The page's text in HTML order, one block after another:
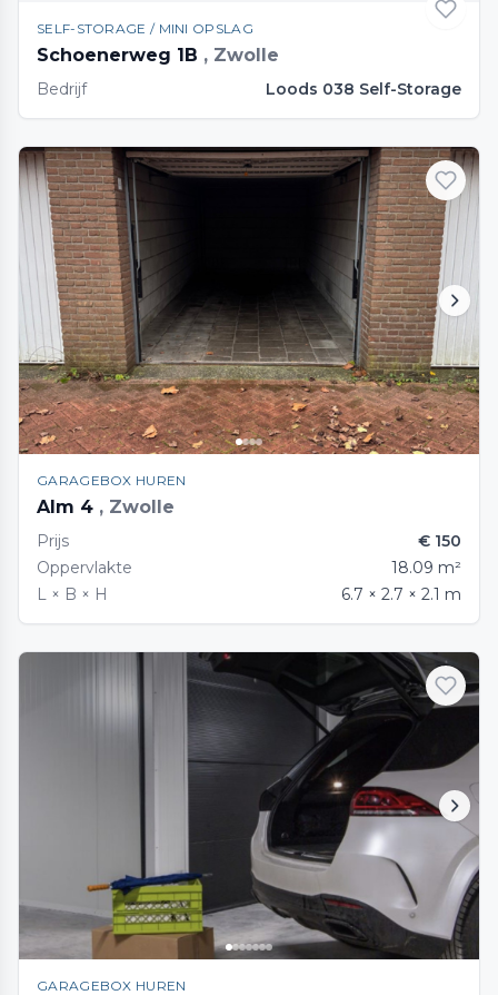
SELF-STORAGE / MINI OPSLAG
Schoenerweg 1B , Zwolle
Bedrijf Loods 038 Self-Storage
GARAGEBOX HUREN
Alm 4 , Zwolle
Prijs
€ 150
Oppervlakte
18.09 m²
L × B × H
6.7 × 2.7 × 2.1 m
GARAGEBOX HUREN